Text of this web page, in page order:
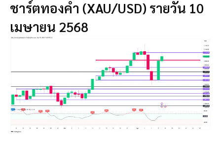
ชาร์ตทองคำ (XAU/USD) รายวัน 10
เมษายน 2568